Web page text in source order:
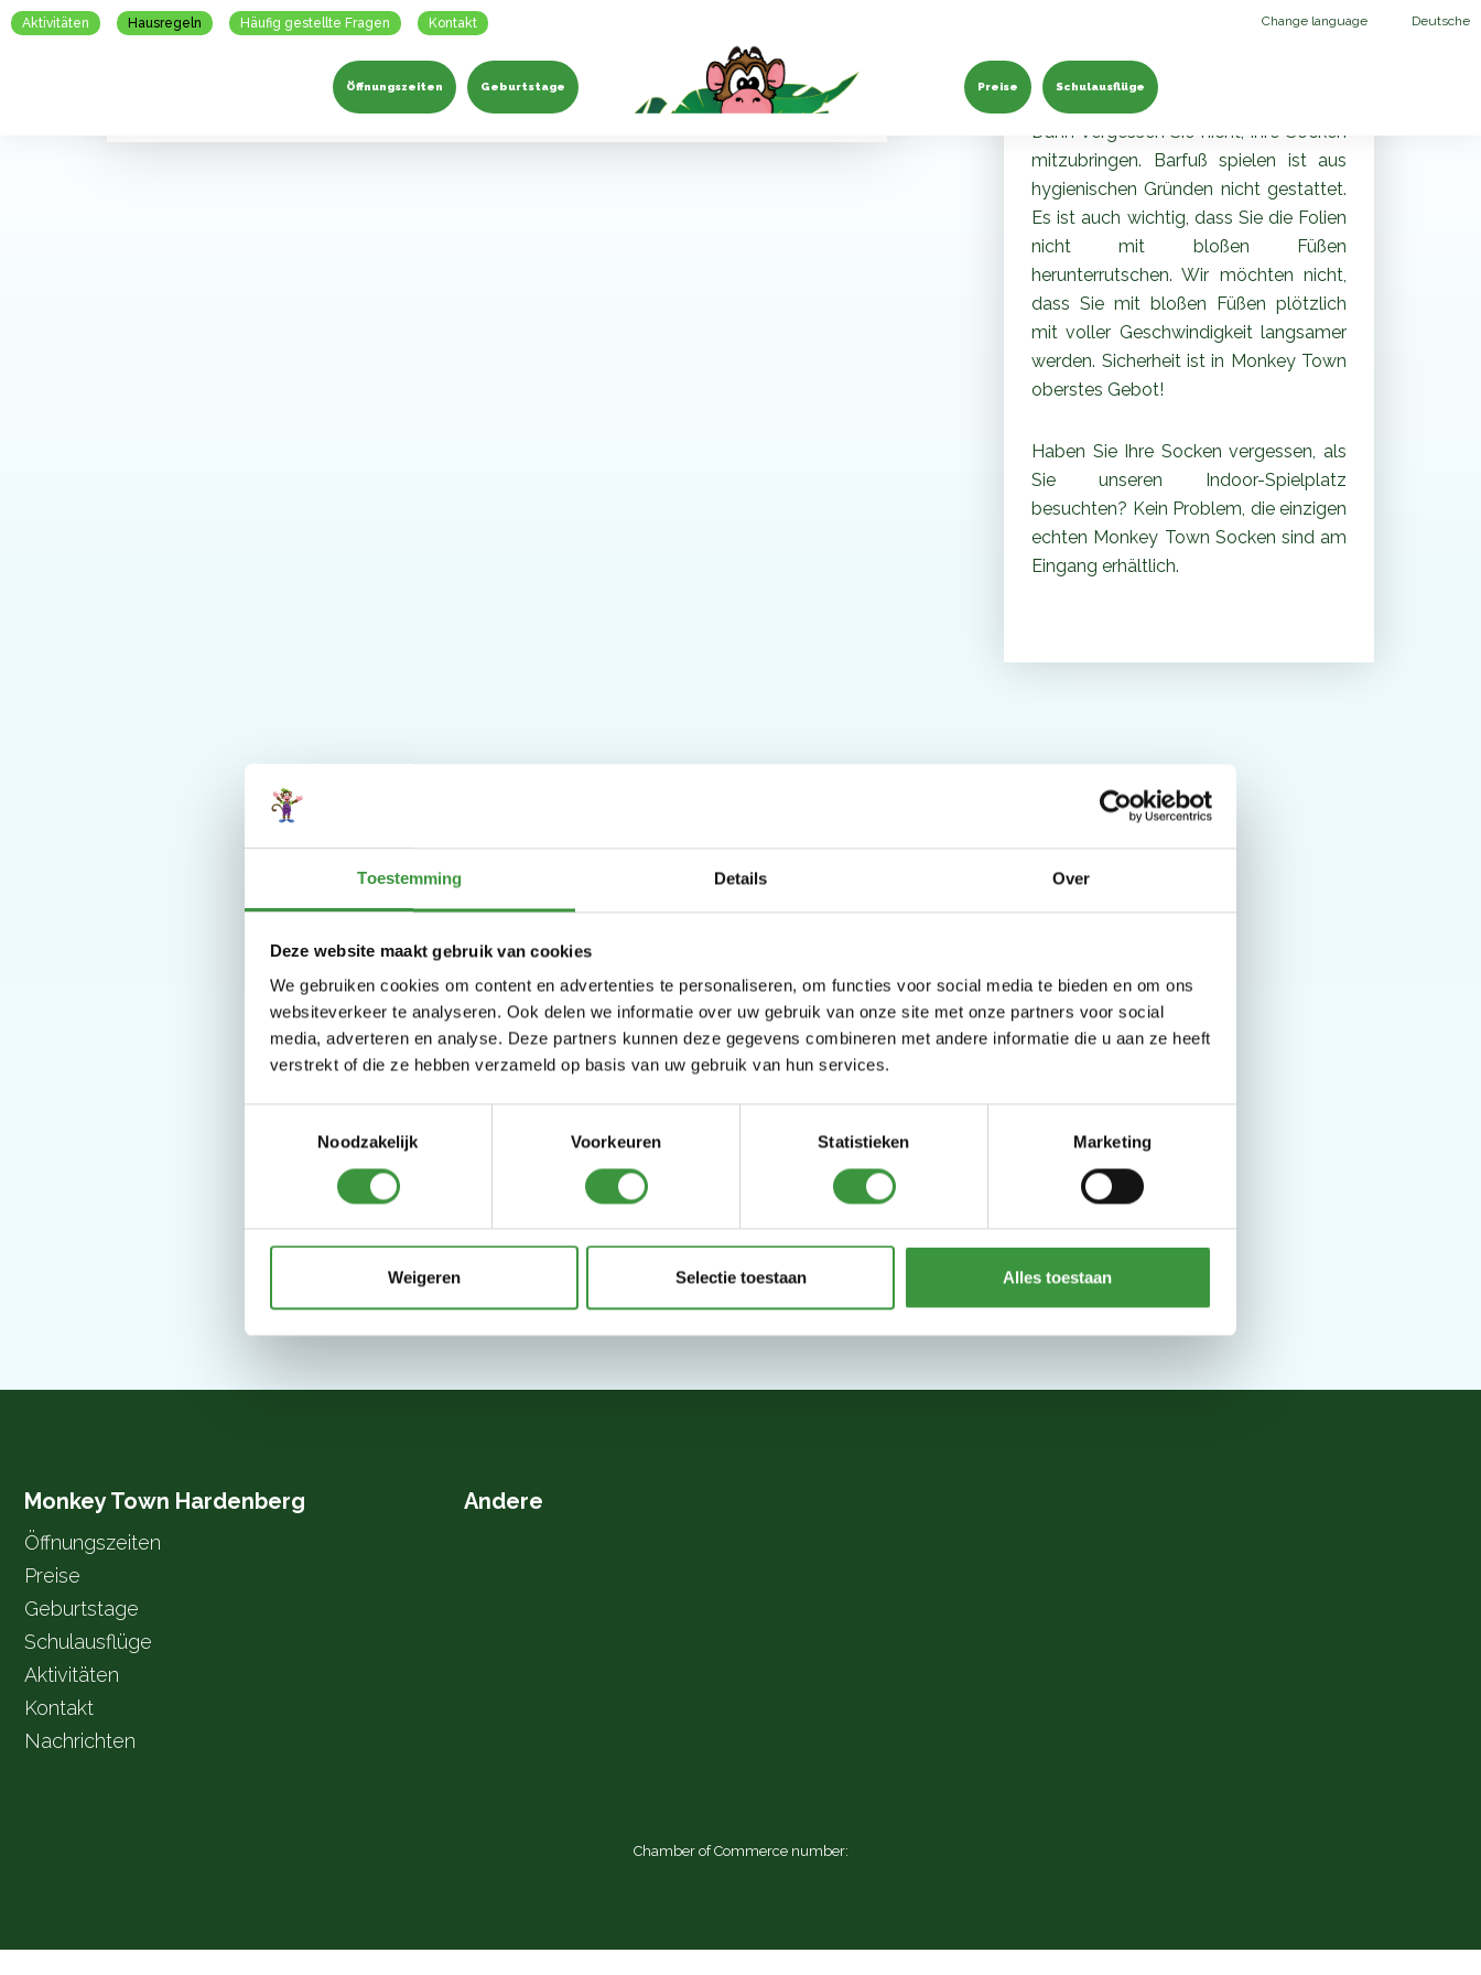
Toestemming Details Over
Deze website maakt gebruik van cookies
We gebruiken cookies om content en advertenties te personaliseren, om functies voor social media te bieden en om ons
websiteverkeer te analyseren. Ook delen we informatie over uw gebruik van onze site met onze partners voor social
media, adverteren en analyse. Deze partners kunnen deze gegevens combineren met andere informatie die u aan ze heeft
verstrekt of die ze hebben verzameld op basis van uw gebruik van hun services.
Noodzakelijk
Voorkeuren Statistieken Marketing
Weigeren Selectie toestaan Alles toestaan
Aktivitäten Hausregeln Häufig gestellte Fragen Kontakt
Öffnungszeiten Geburtstage Preise Schulausflüge
Change language Deutsche
Monkey town Socken
Kommst du um mit uns zu spielen?
Dann vergessen Sie nicht, Ihre Socken
mitzubringen. Barfuß spielen ist aus
hygienischen Gründen nicht gestattet.
Es ist auch wichtig, dass Sie die Folien
nicht mit bloßen Füßen
herunterrutschen. Wir möchten nicht,
dass Sie mit bloßen Füßen plötzlich
mit voller Geschwindigkeit langsamer
werden. Sicherheit ist in Monkey Town
oberstes Gebot!
Haben Sie Ihre Socken vergessen, als
Sie unseren Indoor-Spielplatz
besuchten? Kein Problem, die einzigen
echten Monkey Town Socken sind am
Eingang erhältlich.
Monkey Town
Wir freuen uns riesig auf euren Besuch!
Monkey Town Hardenberg
Öffnungszeiten
Preise
Geburtstage
Schulausflüge
Aktivitäten
Kontakt
Nachrichten
Andere
Chamber of Commerce number: